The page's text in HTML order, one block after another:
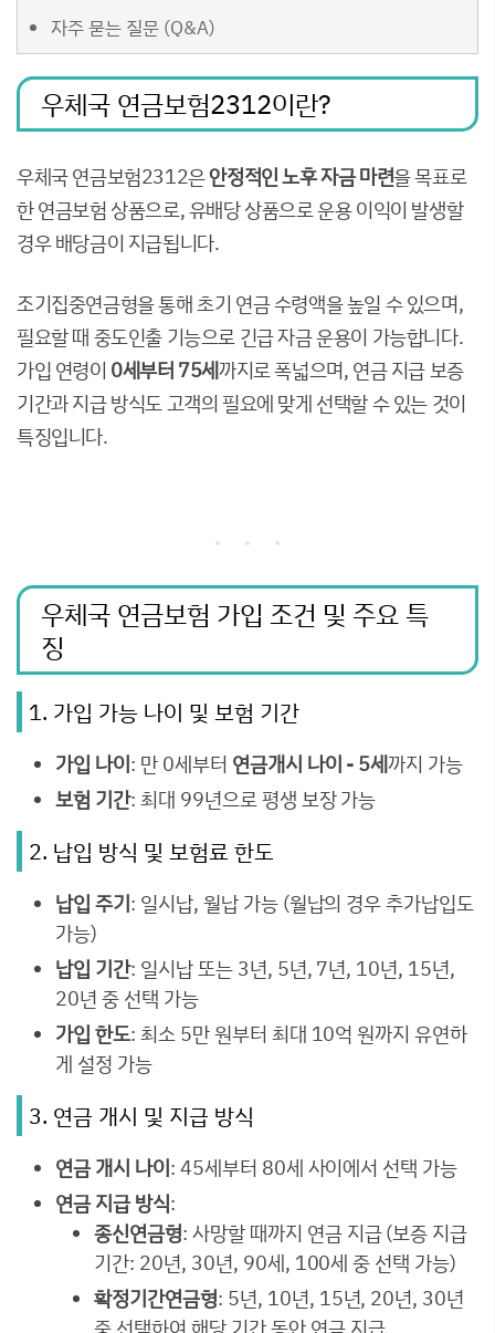
자주 묻는 질문 (Q&A)
우체국 연금보험2312이란?
우체국 연금보험2312은안정적인 노후 자금 마련을 목표로
한 연금보험 상품으로, 유배당 상품으로 운용 이익이 발생할
경우 배당금이 지급됩니다.
조기집중연금형을 통해 초기 연금 수령액을 높일 수 있으며,
필요할 때 중도인출 기능으로 긴급 자금 운용이 가능합니다.
가입 연령이 0세부터 75세까지로 폭넓으며, 연금 지급 보증
기간과 지급 방식도 고객의 필요에 맞게 선택할 수 있는 것이
특징입니다.
우체국 연금보험 가입 조건 및 주요 특
징
1. 가입 가능 나이 및 보험 기간
가입 나이: 만 0세부터 연금개시 나이 - 5세까지 가능
보험 기간: 최대 99년으로 평생 보장 가능
2. 납입 방식 및 보험료 한도
납입 주기: 일시납, 월납 가능 (월납의 경우 추가납입도
가능)
납입 기간: 일시납 또는 3년, 5년, 7년, 10년, 15년,
20년 중 선택 가능
가입 한도: 최소 5만 원부터 최대 10억 원까지 유연하
게 설정 가능
3. 연금 개시 및 지급 방식
연금 개시 나이: 45세부터 80세 사이에서 선택 가능
연금 지급 방식:
종신연금형: 사망할 때까지 연금 지급 (보증 지급
기간: 20년, 30년, 90세, 100세 중 선택 가능)
확정기간연금형: 5년, 10년, 15년, 20년, 30년
중 선택하여 해당 기간 동안 연금 지급